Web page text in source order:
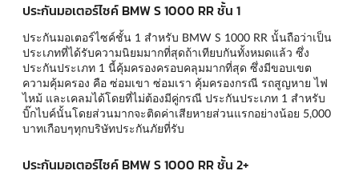
ประกันมอเตอร์ไซค์ BMW S 1000 RR ชั้น 1
ประกันมอเตอร์ไซค์ชั้น 1 สำหรับ BMW S 1000 RR นั้นถือว่าเป็น
ประเภทที่ได้รับความนิยมมากที่สุดถ้าเทียบกันทั้งหมดแล้ว ซึ่ง
ประกันประเภท 1 นี้คุ้มครองครอบคลุมมากที่สุด ซึ่งมีขอบเขต
ความคุ้มครอง คือ ซ่อมเขา ซ่อมเรา คุ้มครองกรณี รถสูญหาย ไฟ
ไหม้ และเคลมได้โดยที่ไม่ต้องมีคู่กรณี ประกันประเภท 1 สำหรับ
บิ๊กไบค์นั้นโดยส่วนมากจะติดค่าเสียหายส่วนแรกอย่างน้อย 5,000
บาทเกือบๆทุกบริษัทประกันภัยที่รับ
ประกันมอเตอร์ไซค์ BMW S 1000 RR ชั้น 2+